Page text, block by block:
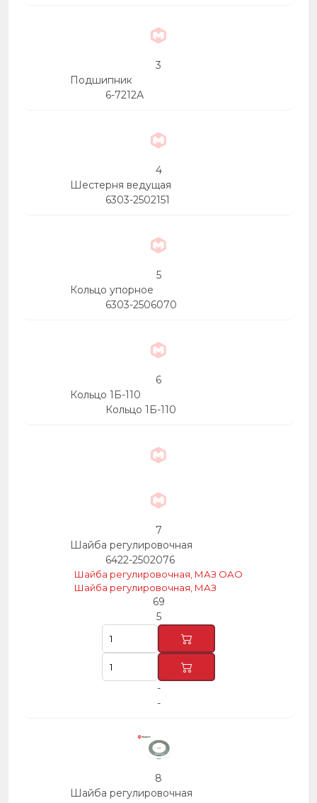
3
Подшипник
6-7212А
4
Шестерня ведущая
6303-2502151
5
Кольцо упорное
6303-2506070
6
Кольцо 1Б-110
Кольцо 1Б-110
7
Шайба регулировочная
6422-2502076
Шайба регулировочная, МАЗ ОАО
Шайба регулировочная, МАЗ
69
5
-
-
8
Шайба регулировочная